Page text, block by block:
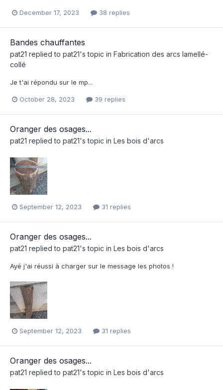
December 17, 2023 38 replies
Bandes chauffantes
pat21 replied to pat21's topic in Fabrication des arcs lamellé-
collé
Je t'ai répondu sur le mp...
October 28, 2023 39 replies
Oranger des osages...
pat21 replied to pat21's topic in Les bois d'arcs
September 12, 2023 31 replies
Oranger des osages...
pat21 replied to pat21's topic in Les bois d'arcs
Ayé j'ai réussi à charger sur le message les photos !
September 12, 2023 31 replies
Oranger des osages...
pat21 replied to pat21's topic in Les bois d'arcs